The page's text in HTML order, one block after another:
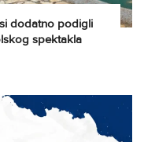
dodatno podigli
spektakla